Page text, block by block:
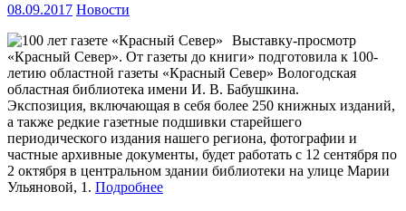
08.09.2017 Новости
Выставку-просмотр
«Красный Север». От газеты до книги» подготовила к 100-
летию областной газеты «Красный Север» Вологодская
областная библиотека имени И. В. Бабушкина.
Экспозиция, включающая в себя более 250 книжных изданий,
а также редкие газетные подшивки старейшего
периодического издания нашего региона, фотографии и
частные архивные документы, будет работать с 12 сентября по
2 октября в центральном здании библиотеки на улице Марии
Ульяновой, 1. Подробнее